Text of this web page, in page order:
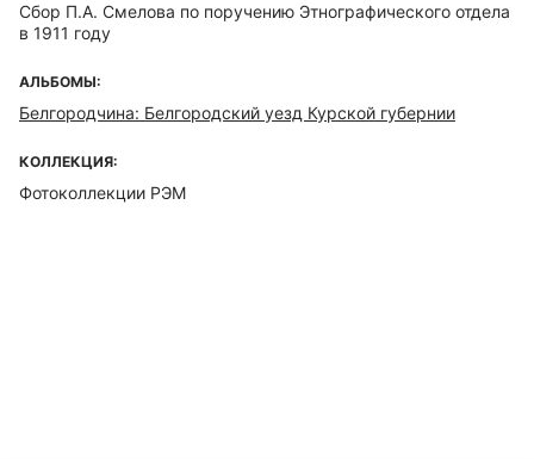
Сбор П.А. Смелова по поручению Этнографического отдела
в 1911 году
АЛЬБОМЫ:
Белгородчина: Белгородский уезд Курской губернии
КОЛЛЕКЦИЯ:
Фотоколлекции РЭМ